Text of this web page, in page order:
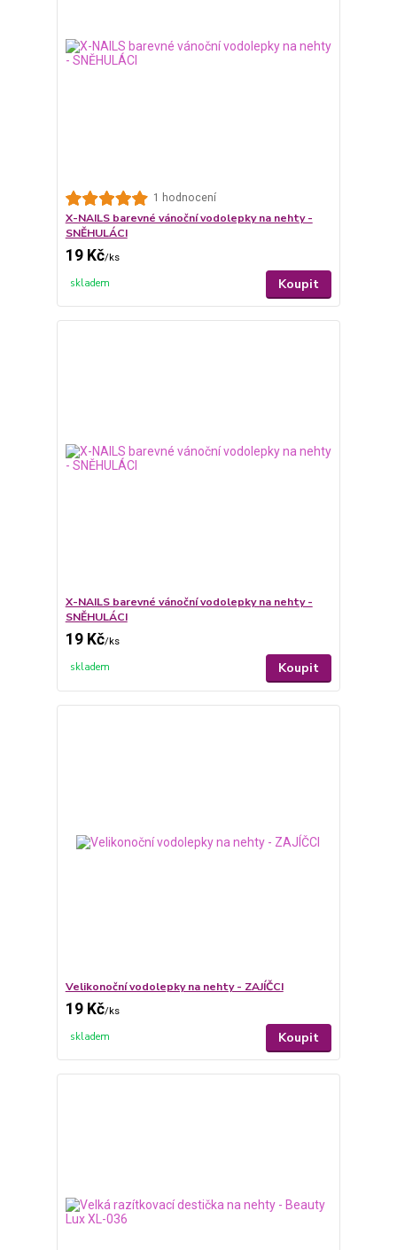
1 hodnocení
X-NAILS barevné vánoční vodolepky na nehty -
SNĚHULÁCI
19 Kč/ks
skladem Koupit
X-NAILS barevné vánoční vodolepky na nehty -
SNĚHULÁCI
19 Kč/ks
skladem Koupit
Velikonoční vodolepky na nehty - ZAJÍČCI
19 Kč/ks
skladem Koupit